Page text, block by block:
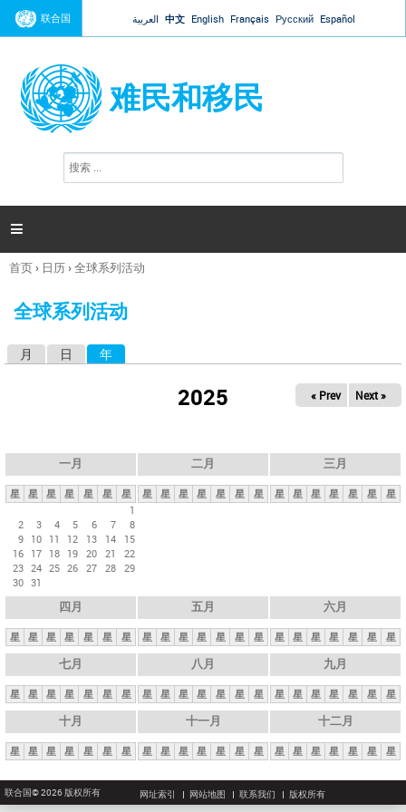
Jump to navigation
联合国 العربية 中文 English Français Русский Español
难民和移民
搜
索

你
这
首页› 日历›全球系列活动
全球系列活动
月 日 年
2025 « Prev Next »
一月
星 星 星 星 星 星
星
1
2
3 4 5 6 7
8
9 10 11 12 13 14
15
16 17 18 19 20 21
22
23 24 25 26 27 28 29
30 31
二月
星 星 星 星 星 星 星
三月
星 星 星 星 星 星 星
四月
星 星 星 星 星 星 星
五月
星 星 星 星 星 星 星
六月
星 星 星 星 星 星 星
七月
星 星 星 星 星 星 星
八月
星 星 星 星 星 星 星
九月
星 星 星 星 星 星 星
十月
星 星 星 星 星 星 星
十一月
星 星 星 星 星 星 星
十二月
星 星 星 星 星 星 星
联合国© 2026 版权所有 网址索引 网站地图 联系我们 版权所有